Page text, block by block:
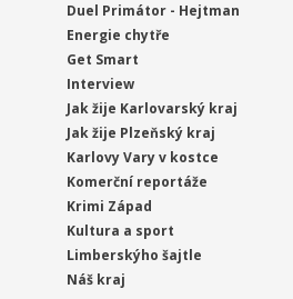
Duel Primátor - Hejtman
Energie chytře
Get Smart
Interview
Jak žije Karlovarský kraj
Jak žije Plzeňský kraj
Karlovy Vary v kostce
Komerční reportáže
Krimi Západ
Kultura a sport
Limberskýho šajtle
Náš kraj